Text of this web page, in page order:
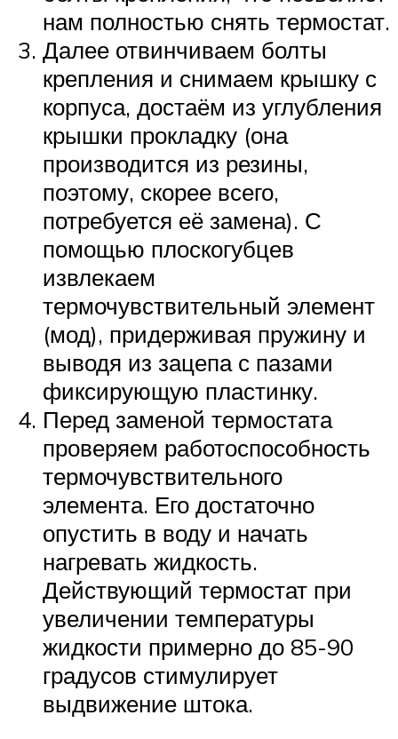
нам полностью снять термостат.
Далее отвинчиваем болты
крепления и снимаем крышку с
корпуса, достаём из углубления
крышки прокладку (она
производится из резины,
поэтому, скорее всего,
потребуется её замена). С
помощью плоскогубцев
извлекаем
термочувствительный элемент
(мод), придерживая пружину и
выводя из зацепа с пазами
фиксирующую пластинку.
Перед заменой термостата
проверяем работоспособность
термочувствительного
элемента. Его достаточно
опустить в воду и начать
нагревать жидкость.
Действующий термостат при
увеличении температуры
жидкости примерно до 85-90
градусов стимулирует
выдвижение штока.